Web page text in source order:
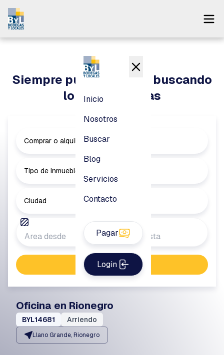
Nosotros
Pagar
Inicio
Nosotros
Buscar
Blog
Servicios
Contacto
Pagar
Login
Siempre puedes seguir buscando
lo que necesitas
Comprar o alquilar
Tipo de inmueble
Ciudad
Buscar propiedad
Oficina en Rionegro
BYL14681 Arriendo
Llano Grande, Rionegro